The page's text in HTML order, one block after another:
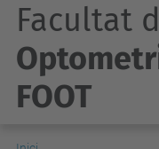
Facultat
FOOT